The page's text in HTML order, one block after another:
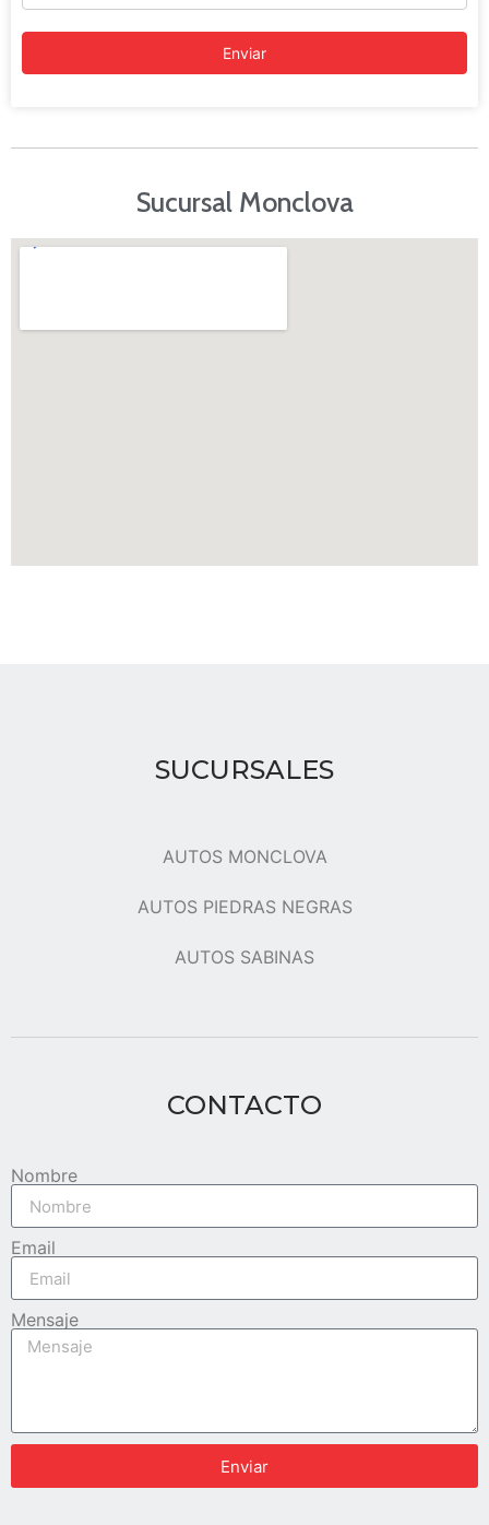
Enviar
Sucursal Monclova
SUCURSALES
AUTOS MONCLOVA
AUTOS PIEDRAS NEGRAS
AUTOS SABINAS
CONTACTO
Nombre
Email
Mensaje
Enviar